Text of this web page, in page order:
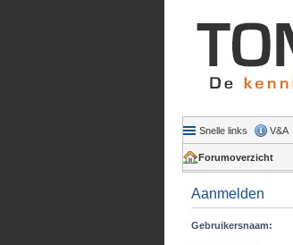
Snelle links V&A
Forumoverzicht
Aanmelden
Gebruikersnaam: